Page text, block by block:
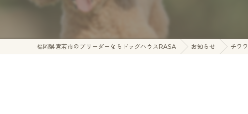
ギャラリー（お
福岡県宮若市のブリーダーならドッグハウスRASA お知らせ チワ